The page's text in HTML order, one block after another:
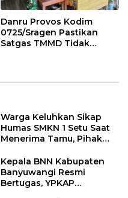
Danru Provos Kodim
0725/Sragen Pastikan
Satgas TMMD Tidak
Warga Keluhkan Sikap
Humas SMKN 1 Setu Saat
Menerima Tamu, Pihak
Evaluasi
Kepala BNN Kabupaten
Banyuwangi Resmi
Bertugas, YPKAP